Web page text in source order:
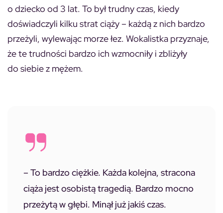
o dziecko od 3 lat. To był trudny czas, kiedy
doświadczyli kilku strat ciąży – każdą z nich bardzo
przeżyli, wylewając morze łez. Wokalistka przyznaje,
że te trudności bardzo ich wzmocniły i zbliżyły
do siebie z mężem.
– To bardzo ciężkie. Każda kolejna, stracona
ciąża jest osobistą tragedią. Bardzo mocno
przeżytą w głębi. Minął już jakiś czas.